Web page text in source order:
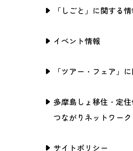
「しごと」に関する
イベント情報
「ツアー・フェア」
多摩島しょ移住・定
つながりネットワーク
サイトポリシー